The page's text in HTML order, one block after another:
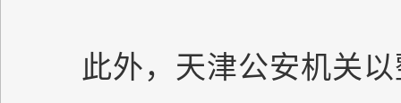
此外，天津公安机关以